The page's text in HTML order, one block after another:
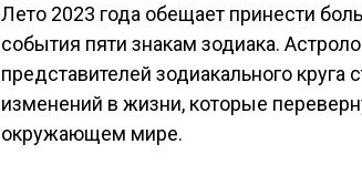
Лето 2023 года обещает принести
события пяти знакам зодиака.
представителей зодиакального
изменений в жизни, которые
окружающем мире.